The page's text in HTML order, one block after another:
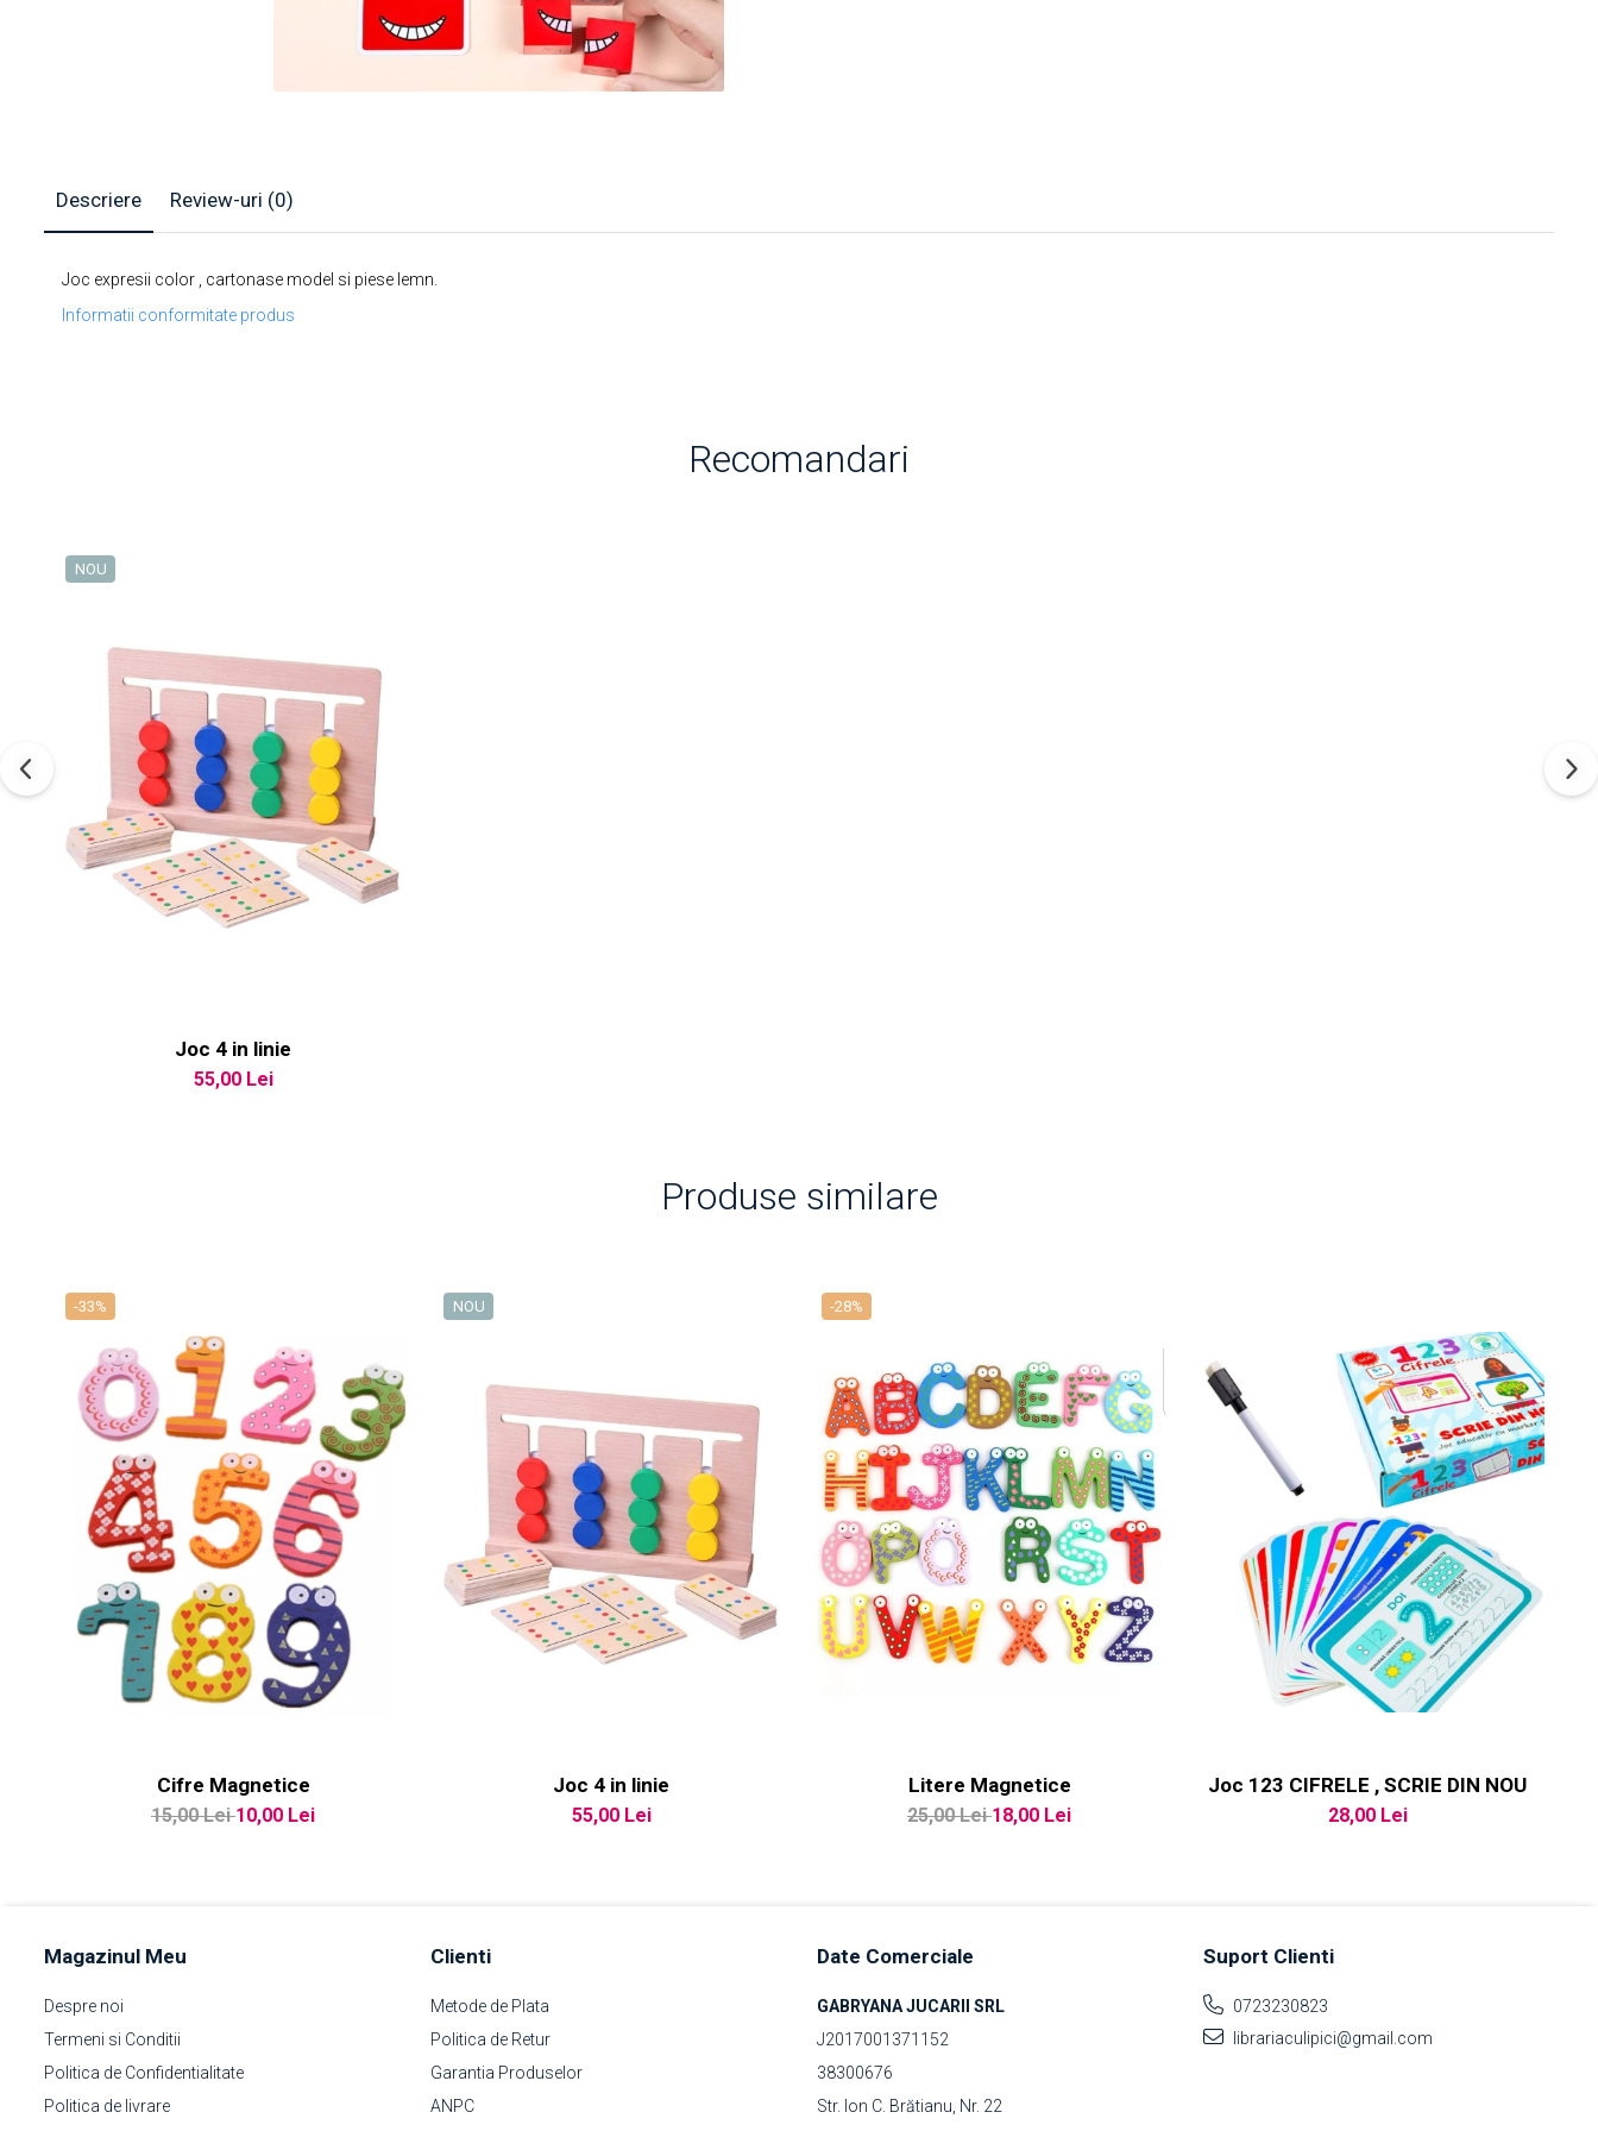
Descriere Review-uri (0)
Joc expresii color , cartonase model si piese lemn.
Informatii conformitate produs
Recomandari
NOU
Joc 4 in linie
55,00 Lei
Produse similare
-33%
Cifre Magnetice
15,00 Lei10,00 Lei
NOU
Joc 4 in linie
55,00 Lei
-28%
Litere Magnetice
25,00 Lei18,00 Lei
Joc 123 CIFRELE , SCRIE DIN NOU
28,00 Lei
Magazinul Meu
Despre noi
Termeni si Conditii
Politica de Confidentialitate
Politica de livrare
Clienti
Metode de Plata
Politica de Retur
Garantia Produselor
ANPC
Date Comerciale
GABRYANA JUCARII SRL
J2017001371152
38300676
Str. Ion C. Brătianu, Nr. 22
Suport Clienti
0723230823
librariaculipici@gmail.com